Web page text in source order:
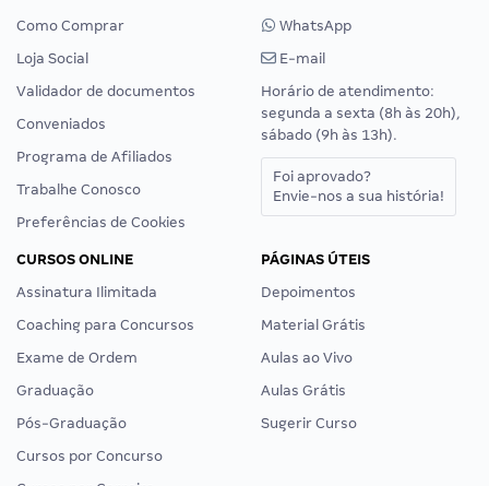
Como Comprar
Loja Social
Validador de documentos
Conveniados
Programa de Afiliados
Trabalhe Conosco
Preferências de Cookies
WhatsApp
E-mail
Horário de atendimento:
segunda a sexta (8h às 20h),
sábado (9h às 13h).
Foi aprovado?
Envie-nos a sua história!
CURSOS ONLINE
Assinatura Ilimitada
Coaching para Concursos
Exame de Ordem
Graduação
Pós-Graduação
Cursos por Concurso
PÁGINAS ÚTEIS
Depoimentos
Material Grátis
Aulas ao Vivo
Aulas Grátis
Sugerir Curso